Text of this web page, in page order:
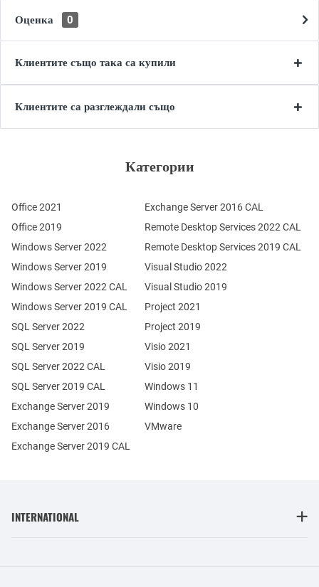
Оценка 0
Клиентите също така са купили
Клиентите са разглеждали също
Категории
Office 2021
Office 2019
Windows Server 2022
Windows Server 2019
Exchange Server 2019
Exchange Server 2016
SQL Server 2022
SQL Server 2019
Windows Server 2022 CAL
Windows Server 2019 CAL
SQL Server 2022 CAL
SQL Server 2019 CAL
Remote Desktop Services 2022 CAL
Remote Desktop Services 2019 CAL
Exchange Server 2019 CAL
Exchange Server 2016 CAL
Visual Studio 2022
Visual Studio 2019
Project 2021
Project 2019
Visio 2021
Visio 2019
Windows 11
Windows 10
VMware
INTERNATIONAL